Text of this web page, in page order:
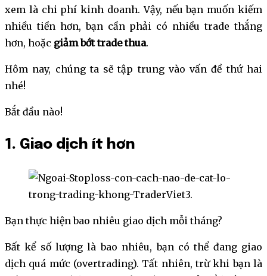
xem là chi phí kinh doanh. Vậy, nếu bạn muốn kiếm
nhiều tiền hơn, bạn cần phải có nhiều trade thắng
hơn, hoặc giảm bớt trade thua.
Hôm nay, chúng ta sẽ tập trung vào vấn đề thứ hai
nhé!
Bắt đầu nào!
1. Giao dịch ít hơn
Bạn thực hiện bao nhiêu giao dịch mỗi tháng?
Bất kể số lượng là bao nhiêu, bạn có thể đang giao
dịch quá mức (overtrading). Tất nhiên, trừ khi bạn là